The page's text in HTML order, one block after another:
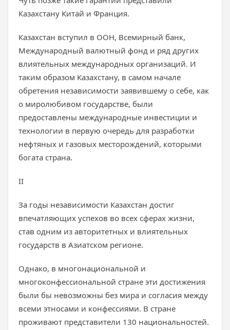
Казахстану Китай и Франция.
Казахстан вступил в ООН, Всемирный банк,
Международный валютный фонд и ряд других
влиятельных международных организаций. И
таким образом Казахстану, в самом начале
обретения независимости заявившему о себе, как
о миролюбивом государстве, были
предоставлены международные инвестиции и
технологии в первую очередь для разработки
нефтяных и газовых месторождений, которыми
богата страна.
II
За годы независимости Казахстан достиг
впечатляющих успехов во всех сферах жизни,
став одним из авторитетных и влиятельных
государств в Азиатском регионе.
Однако, в многонациональной и
многоконфессиональной стране эти достижения
были бы невозможны без мира и согласия между
всеми этносами и конфессиями. В стране
проживают представители 130 национальностей.